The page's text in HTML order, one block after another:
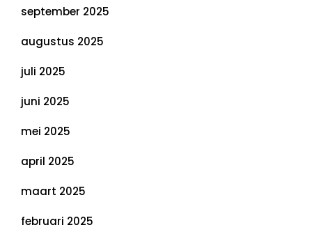
september 2025
augustus 2025
juli 2025
juni 2025
mei 2025
april 2025
maart 2025
februari 2025